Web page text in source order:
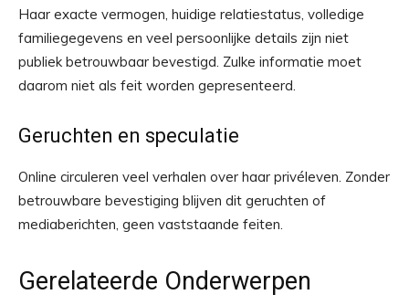
Haar exacte vermogen, huidige relatiestatus, volledige
familiegegevens en veel persoonlijke details zijn niet
publiek betrouwbaar bevestigd. Zulke informatie moet
daarom niet als feit worden gepresenteerd.
Geruchten en speculatie
Online circuleren veel verhalen over haar privéleven. Zonder
betrouwbare bevestiging blijven dit geruchten of
mediaberichten, geen vaststaande feiten.
Gerelateerde Onderwerpen